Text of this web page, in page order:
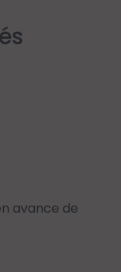
avance de